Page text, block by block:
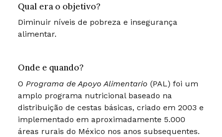
Qual era o objetivo?
Diminuir níveis de pobreza e insegurança
alimentar.
Onde e quando?
O Programa de Apoyo Alimentario (PAL) foi um
amplo programa nutricional baseado na
distribuição de cestas básicas, criado em 2003 e
implementado em aproximadamente 5.000
áreas rurais do México nos anos subsequentes.